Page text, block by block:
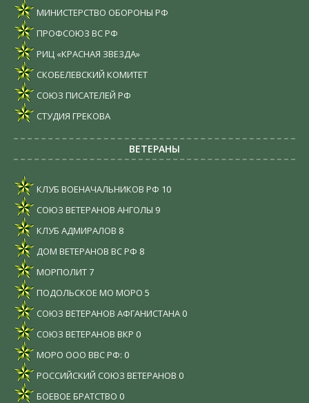
МИНИСТЕРСТВО ОБОРОНЫ РФ
ПРОФСОЮЗ ВС РФ
РИЦ «КРАСНАЯ ЗВЕЗДА»
СКОБЕЛЕВСКИЙ КОМИТЕТ
СОЮЗ ПИСАТЕЛЕЙ РФ
СТУДИЯ ГРЕКОВА
ВЕТЕРАНЫ
КЛУБ ВОЕНАЧАЛЬНИКОВ РФ 10
СОЮЗ ВЕТЕРАНОВ АНГОЛЫ 9
КЛУБ АДМИРАЛОВ 8
ДОМ ВЕТЕРАНОВ ВС РФ 8
МОРПОЛИТ7
ПОДОЛЬСКОЕ МО МОРО 5
СОЮЗ ВЕТЕРАНОВ АФГАНИСТАНА 0
СОЮЗ ВЕТЕРАНОВ ВКР 0
МОРО ООО ВВС РФ: 0
РОССИЙСКИЙ СОЮЗ ВЕТЕРАНОВ 0
БОЕВОЕ БРАТСТВО 0